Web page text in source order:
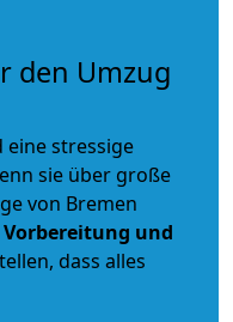
den Umzug
eine stressige
sie über große
von Bremen
Vorbereitung und
dass alles